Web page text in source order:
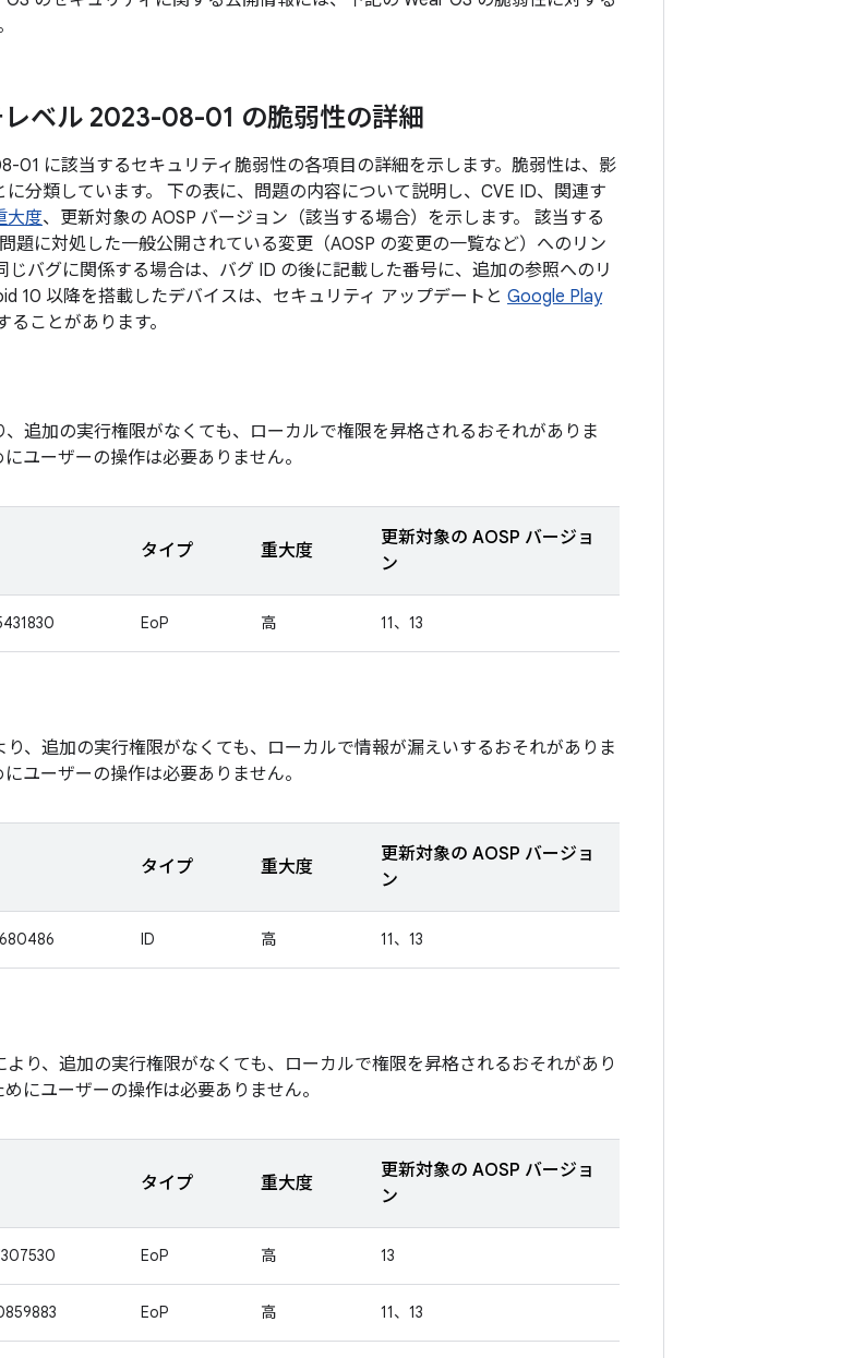
ベル 2023-08-01 の脆弱性の詳細
01 に該当するセキュリティ脆弱性の各項目の詳細を示します。脆弱性は、影
分類しています。 下の表に、問題の内容について説明し、CVE ID、関連す
大度、更新対象の AOSP バージョン（該当する場合）を示します。 該当する
題に対処した一般公開されている変更（AOSP の変更の一覧など）へのリン
じバグに関係する場合は、バグ ID の後に記載した番号に、追加の参照へのリ
10 以降を搭載したデバイスは、セキュリティ アップデートと Google Play
ることがあります。
追加の実行権限がなくても、ローカルで権限を昇格されるおそれがありま
ユーザーの操作は必要ありません。
タイプ 重大度
更新対象の AOSP バージョ
ン
EoP 高 11、13
、追加の実行権限がなくても、ローカルで情報が漏えいするおそれがありま
ユーザーの操作は必要ありません。
タイプ 重大度
更新対象の AOSP バージョ
ン
ID 高 11、13
り、追加の実行権限がなくても、ローカルで権限を昇格されるおそれがあり
にユーザーの操作は必要ありません。
タイプ 重大度
更新対象の AOSP バージョ
ン
EoP 高 13
EoP 高 11、13